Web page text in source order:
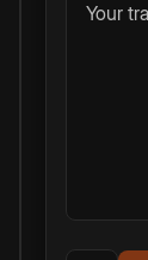
Your